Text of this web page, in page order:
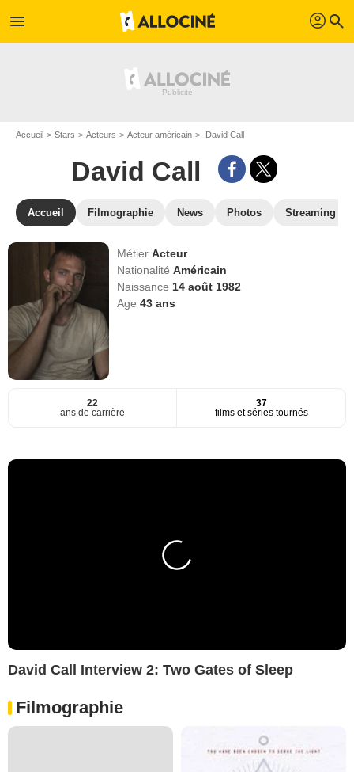
menu profil search
Accueil Stars Acteurs Acteur américain David Call
David Call
Accueil Filmographie News Photos Streaming
MétierActeur
NationalitéAméricain
Naissance 14 août 1982
Age43 ans
22
ans de carrière
37
films et séries tournés
David Call Interview 2: Two Gates of Sleep
Filmographie